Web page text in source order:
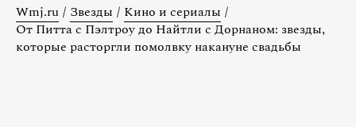
Wmj.ru / Звезды / Кино и сериалы /
От Питта с Пэлтроу до Найтли с Дорнаном: звезды,
которые расторгли помолвку накануне свадьбы